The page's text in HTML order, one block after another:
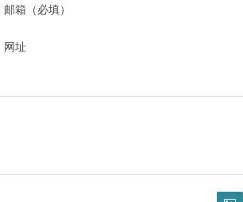
邮箱（必填）
网址